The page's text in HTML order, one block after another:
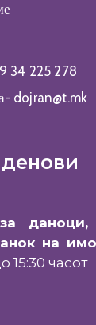
34 225 278
dojran@t.mk
на
15:30 часот